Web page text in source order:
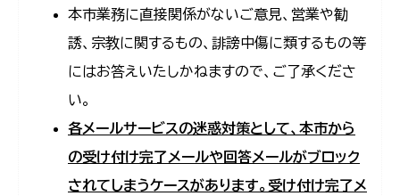
本市業務に直接関係がないご意見、営業や勧
誘、宗教に関するもの、誹謗中傷に類するもの等
にはお答えいたしかねますので、ご了承くださ
い。
各メールサービスの迷惑対策として、本市から
の受け付け完了メールや回答メールがブロック
されてしまうケースがあります。受け付け完了メ